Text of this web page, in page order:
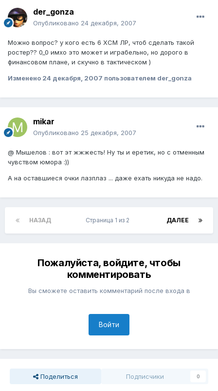
der_gonza
Опубликовано 24 декабря, 2007
Можно вопрос? у кого есть 6 ХСМ ЛР, чтоб сделать такой
ростер?? 0_0 имхо это может и играбельно, но дорого в
финансовом плане, и скучно в тактическом )
Изменено 24 декабря, 2007 пользователем der_gonza
mikar
Опубликовано 25 декабря, 2007
@ Мышелов : вот эт жжжесть! Ну ты и еретик, но с отменным
чувством юмора :))
А на оставшиеся очки лазплаз ... даже ехать никуда не надо.
НАЗАД ДАЛЕЕ
Страница 1 из 2
Пожалуйста, войдите, чтобы
комментировать
Вы сможете оставить комментарий после входа в
Войти
Поделиться Подписчики 0